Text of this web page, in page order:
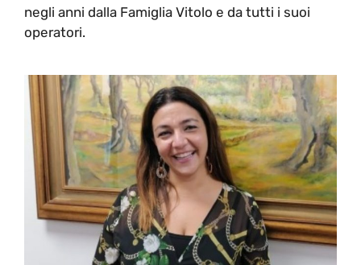
negli anni dalla Famiglia Vitolo e da tutti i suoi
operatori.